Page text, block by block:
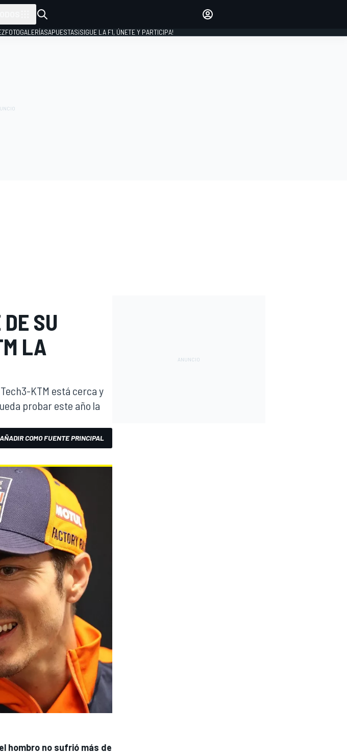
FOTOGALERÍASAPUESTAS¡SIGUE LA F1, ÚNETE Y PARTICIPA!
SU
LA
KTM está cerca y
probar este año la
AÑADIR COMO FUENTE PRINCIPAL
hombro no sufrió más de